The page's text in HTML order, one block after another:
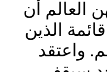
العالم أن
الذين
واعتقد